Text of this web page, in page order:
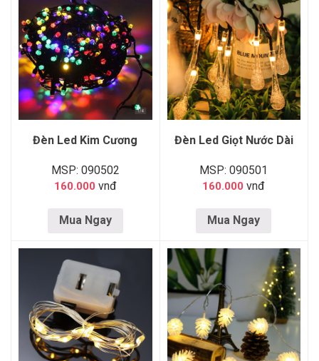
Đèn Led Kim Cương
MSP: 090502
160.000 vnđ
Mua Ngay
Đèn Led Giọt Nước Dài
MSP: 090501
160.000 vnđ
Mua Ngay